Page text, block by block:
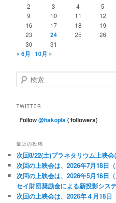
2
3 4 5
9
10 11 12
16
17 18 19
23
24 25 26
30
31
« 6月 10月 »
検
索
TWITTER
Follow@hakopla( followers)
最近の投稿
次回8/22(土)プラネタリウム上映
次回の上映会は、2026年7月18日
次回の上映会は、2026年5月16日
セイ財団奨励金による新投影シス
次回の上映会は、2026年４月18日